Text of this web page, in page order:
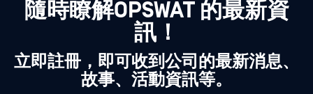
隨時瞭解OPSWAT 的最新資
訊！
立即註冊，即可收到公司的最新消息、
故事、活動資訊等。